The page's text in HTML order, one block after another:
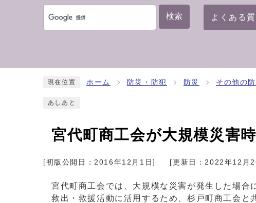
検索 よくある
現在位置 ホーム 防災・防犯 防災 その他の防
あしあと
宮代町商工会が大規模災害
[初版公開日：2016年12月1日] [更新日：2022年12月
宮代町商工会では、大規模な災害が発生した場
救出・救援活動に活用するため、杉戸町商工会